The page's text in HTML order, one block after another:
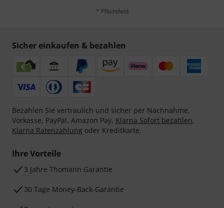
* Pflichtfeld
Sicher einkaufen & bezahlen
Bezahlen Sie vertraulich und sicher per Nachnahme,
Vorkasse, PayPal, Amazon Pay, Klarna Sofort bezahlen,
Klarna Ratenzahlung oder Kreditkarte.
Ihre Vorteile
3 Jahre Thomann Garantie
30 Tage Money-Back-Garantie